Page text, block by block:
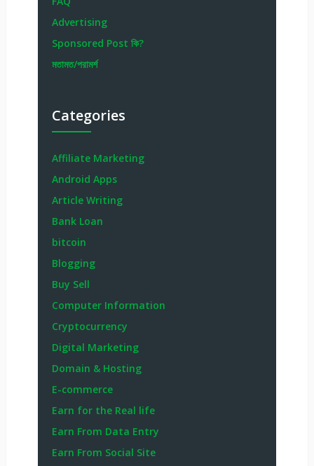
Advertising
Sponsored Post কি?
মতামত/পরামর্শ
Categories
Affiliate Marketing
Android Apps
Article Writing
Bank Loan
bitcoin
Blogging
Buy Sell
Computer Information
Cryptocurrency
Digital Marketing
Domain & Hosting
E-commerce
Earn for the Real life
Earn From Data Entry
Earn From Social Site